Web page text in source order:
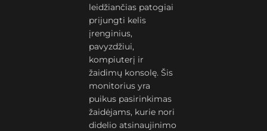
leidžiančias patogiai
prijungti kelis
įrenginius,
pavyzdžiui,
kompiuterį ir
žaidimų konsolę. Šis
monitorius yra
puikus pasirinkimas
žaidėjams, kurie nori
didelio atsinaujinimo